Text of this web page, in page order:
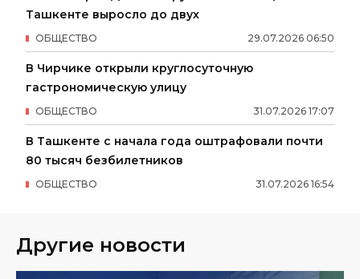
Ташкенте выросло до двух
29.07.2026 06:50
ОБЩЕСТВО
В Чирчике открыли круглосуточную
гастрономическую улицу
31.07.2026 17:07
ОБЩЕСТВО
В Ташкенте с начала года оштрафовали почти
80 тысяч безбилетников
31.07.2026 16:54
ОБЩЕСТВО
Другие новости